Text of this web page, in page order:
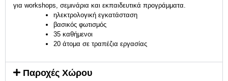
για workshops, σεμινάρια και εκπαιδευτικά προγράμματα.
ηλεκτρολογική εγκατάσταση
βασικός φωτισμός
35 καθήμενοι
20 άτομα σε τραπέζια εργασίας
Παροχές Χώρου